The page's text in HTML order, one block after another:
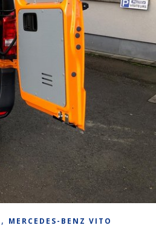
, MERCEDES-BENZ VITO